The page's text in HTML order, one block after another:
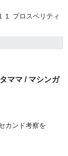
１ プロスペリティ
ママ / マシンガ
カンド考察を